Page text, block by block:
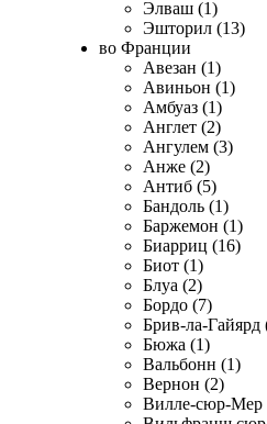
Элваш (1)
Эшторил (13)
во Франции
Авезан (1)
Авиньон (1)
Амбуаз (1)
Англет (2)
Ангулем (3)
Анже (2)
Антиб (5)
Бандоль (1)
Баржемон (1)
Биарриц (16)
Биот (1)
Блуа (2)
Бордо (7)
Брив-ла-Гайярд
Бюжа (1)
Вальбонн (1)
Вернон (2)
Вилле-сюр-Мер